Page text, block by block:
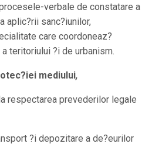
verbale de constatare a
aplic?rii sanc?iunilor,
care coordoneaz?
teritoriului ?i de urbanism.
mediului,
respectarea prevederilor legale
?i depozitare a de?eurilor